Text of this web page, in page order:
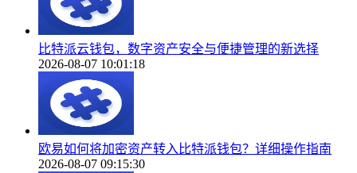
比特派云钱包，数字资产安全与便捷管理的新选择
2026-08-07 10:01:18
欧易如何将加密资产转入比特派钱包？详细操作指南
2026-08-07 09:15:30